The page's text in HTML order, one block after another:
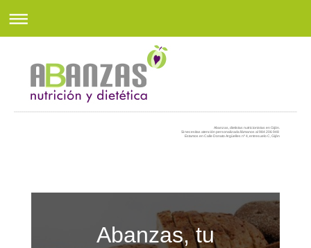
Abanzas, dietistas nutricionistas en Gijón.
Si necesitas atención personalizada llámanos al 984 206 948
Estamos en Calle Donato Argüelles nº 4, entresuelo C, Gijón
Abanzas, tu